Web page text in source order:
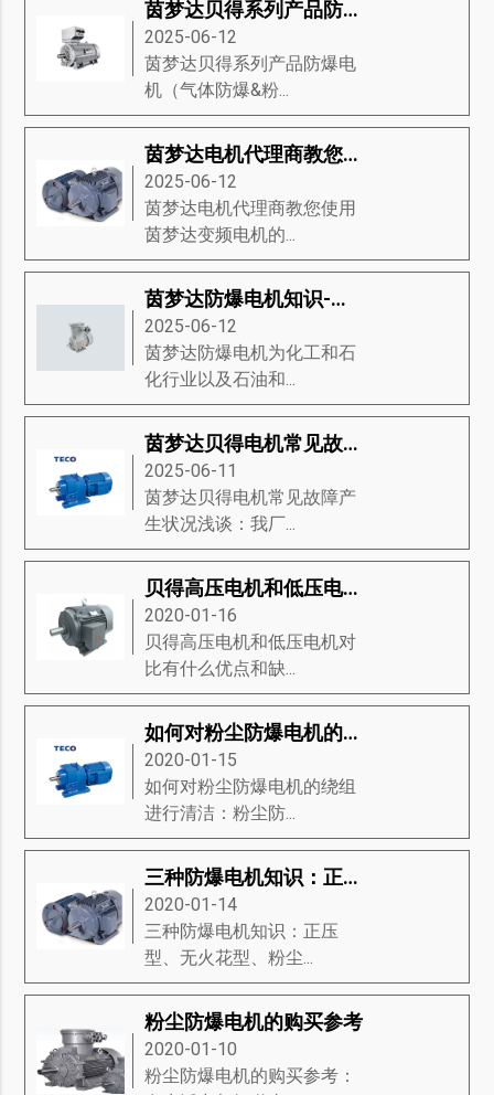
茵梦达贝得系列产品防爆电机（气体防爆&粉尘防爆电机）
2025-06-12
茵梦达贝得系列产品防爆电
机（气体防爆&粉...
茵梦达电机代理商教您使用茵梦达变频电机的应用方法手册
2025-06-12
茵梦达电机代理商教您使用
茵梦达变频电机的...
茵梦达防爆电机知识-茵梦达防爆电机的经济、生态驱动、设计等知识详解
2025-06-12
茵梦达防爆电机为化工和石
化行业以及石油和...
茵梦达贝得电机常见故障产生状况浅谈
2025-06-11
茵梦达贝得电机常见故障产
生状况浅谈：我厂...
贝得高压电机和低压电机对比有什么优点和缺点？
2020-01-16
贝得高压电机和低压电机对
比有什么优点和缺...
如何对粉尘防爆电机的绕组进行清洁
2020-01-15
如何对粉尘防爆电机的绕组
进行清洁：粉尘防...
三种防爆电机知识：正压型、无火花型、粉尘防爆电机
2020-01-14
三种防爆电机知识：正压
型、无火花型、粉尘...
粉尘防爆电机的购买参考
2020-01-10
粉尘防爆电机的购买参考：